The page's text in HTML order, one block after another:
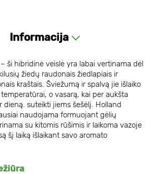
Informacija
ši hibridinė veislė yra labai vertinama dėl
žiedų raudonais žiedlapiais ir
kraštais. Šviežumą ir spalvą jie išlaiko
o vasarą, kai per aukšta
dieną. ​suteikti jiems šešėlį. Holland
naudojama formuojant gėlių
su kitomis rūšimis ir laikoma vazoje
šį laiką išlaikant savo aromato